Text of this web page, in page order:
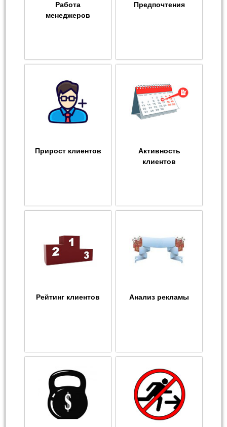
Работа
менеджеров
Предпочтения
Прирост клиентов
Активность
клиентов
Рейтинг клиентов Анализ рекламы